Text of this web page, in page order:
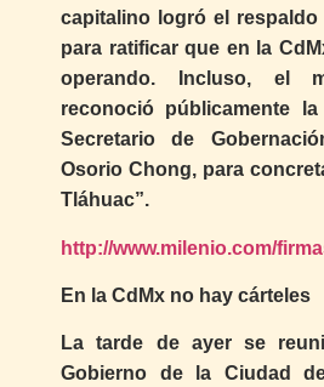
capitalino logró el respaldo
para ratificar que en la
operando. Incluso, el
reconoció públicamente
Secretario de
Osorio Chong, para
Tláhuac”.
http://www.milenio.com/
En la CdMx no hay cárteles
La tarde de ayer se
Gobierno de la Ciudad